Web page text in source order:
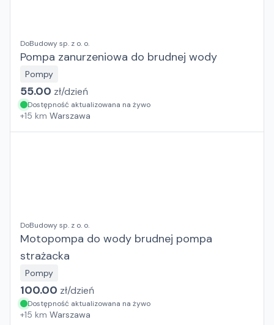
DoBudowy sp. z o. o.
Pompa zanurzeniowa do brudnej wody
Pompy
55.00 zł/dzień
Dostępność aktualizowana na żywo
+15 km Warszawa
DoBudowy sp. z o. o.
Motopompa do wody brudnej pompa
strażacka
Pompy
100.00 zł/dzień
Dostępność aktualizowana na żywo
+15 km Warszawa